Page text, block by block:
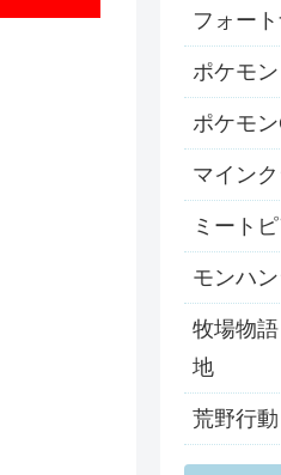
フォー
ポケモ
ポケモ
マイン
ミート
モンハ
牧場物
地
荒野行動